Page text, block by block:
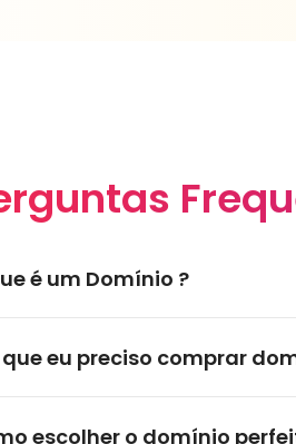
é um Domínio ?
que eu preciso comprar
escolher o domínio